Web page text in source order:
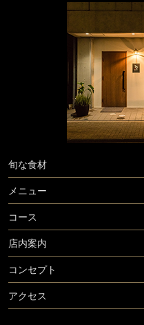
旬な食材
メニュー
コース
店内案内
コンセプト
アクセス